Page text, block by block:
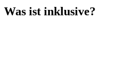
Was ist inklusive?